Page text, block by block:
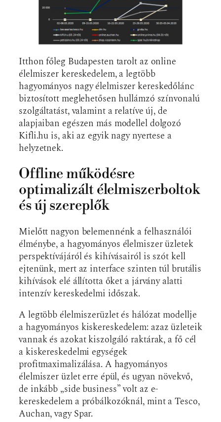
Itthon főleg Budapesten tarolt az online
élelmiszer kereskedelem, a legtöbb
hagyományos nagy élelmiszer kereskedőlánc
biztosított meglehetősen hullámzó színvonalú
szolgáltatást, valamint a relatíve új, de
alapjaiban egészen más modellel dolgozó
Kifli.hu is, aki az egyik nagy nyertese a
helyzetnek.
Offline működésre
optimalizált élelmiszerboltok
és új szereplők
Mielőtt nagyon belemennénk a felhasználói
élménybe, a hagyományos élelmiszer üzletek
perspektívájáról és kihívásairól is szót kell
ejtenünk, mert az interface szinten túl brutális
kihívások elé állította őket a járvány alatti
intenzív kereskedelmi időszak.
A legtöbb élelmiszerüzlet és hálózat modellje
a hagyományos kiskereskedelem: azaz üzleteik
vannak és azokat kiszolgáló raktárak, a fő cél
a kiskereskedelmi egységek
profitmaximalizálása. A hagyományos
élelmiszer üzlet erre épül, és ugyan növekvő,
de inkább „side business” volt az e-
kereskedelem a próbálkozóknál, mint a Tesco,
Auchan, vagy Spar.